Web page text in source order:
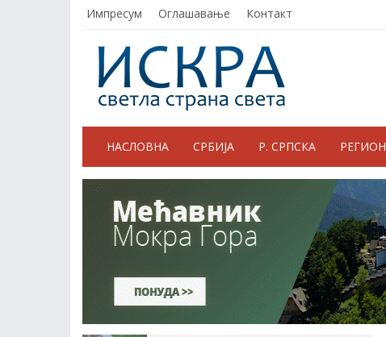
Импресум Оглашавање Контакт
НАСЛОВНА СРБИЈА Р. СРПСКА РЕГИОН